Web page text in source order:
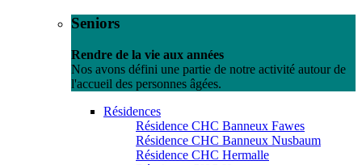
Seniors
Rendre de la vie aux années
Nos avons défini une partie de notre activité autour de
l'accueil des personnes âgées.
Résidences
Résidence CHC Banneux Fawes
Résidence CHC Banneux Nusbaum
Résidence CHC Hermalle